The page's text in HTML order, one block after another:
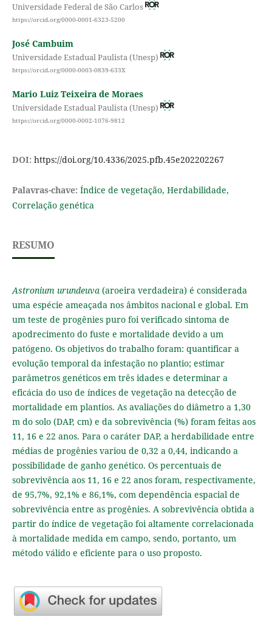
Universidade Federal de São Carlos
https://orcid.org/0000-0001-6323-5200
José Cambuim
Universidade Estadual Paulista (Unesp)
https://orcid.org/0000-0003-0839-633X
Mario Luiz Teixeira de Moraes
Universidade Estadual Paulista (Unesp)
https://orcid.org/0000-0002-1076-9812
DOI: https://doi.org/10.4336/2025.pfb.45e202202267
Palavras-chave: Índice de vegetação, Herdabilidade,
Correlação genética
RESUMO
Astronium urundeuva(aroeira verdadeira) é considerada
uma espécie ameaçada nos âmbitos nacional e global. Em
um teste de progênies puro foi verificado sintoma de
apodrecimento do fuste e mortalidade devido a um
patógeno. Os objetivos do trabalho foram: quantificar a
evolução temporal da infestação no plantio; estimar
parâmetros genéticos em três idades e determinar a
eficácia do uso de índices de vegetação na detecção de
mortalidade em plantios. As avaliações do diâmetro a 1,30
m do solo (DAP, cm) e da sobrevivência (%) foram feitas aos
11, 16 e 22 anos. Para o caráter DAP, a herdabilidade entre
médias de progênies variou de 0,32 a 0,44, indicando a
possibilidade de ganho genético. Os percentuais de
sobrevivência aos 11, 16 e 22 anos foram, respectivamente,
de 95,7%, 92,1% e 86,1%, com dependência espacial de
sobrevivência entre as progênies. A sobrevivência obtida a
partir do índice de vegetação foi altamente correlacionada
à mortalidade medida em campo, sendo, portanto, um
método válido e eficiente para o uso proposto.